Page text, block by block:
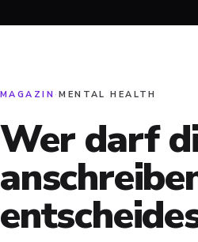
MAGAZIN ·MENTAL HEALTH
Wer darf